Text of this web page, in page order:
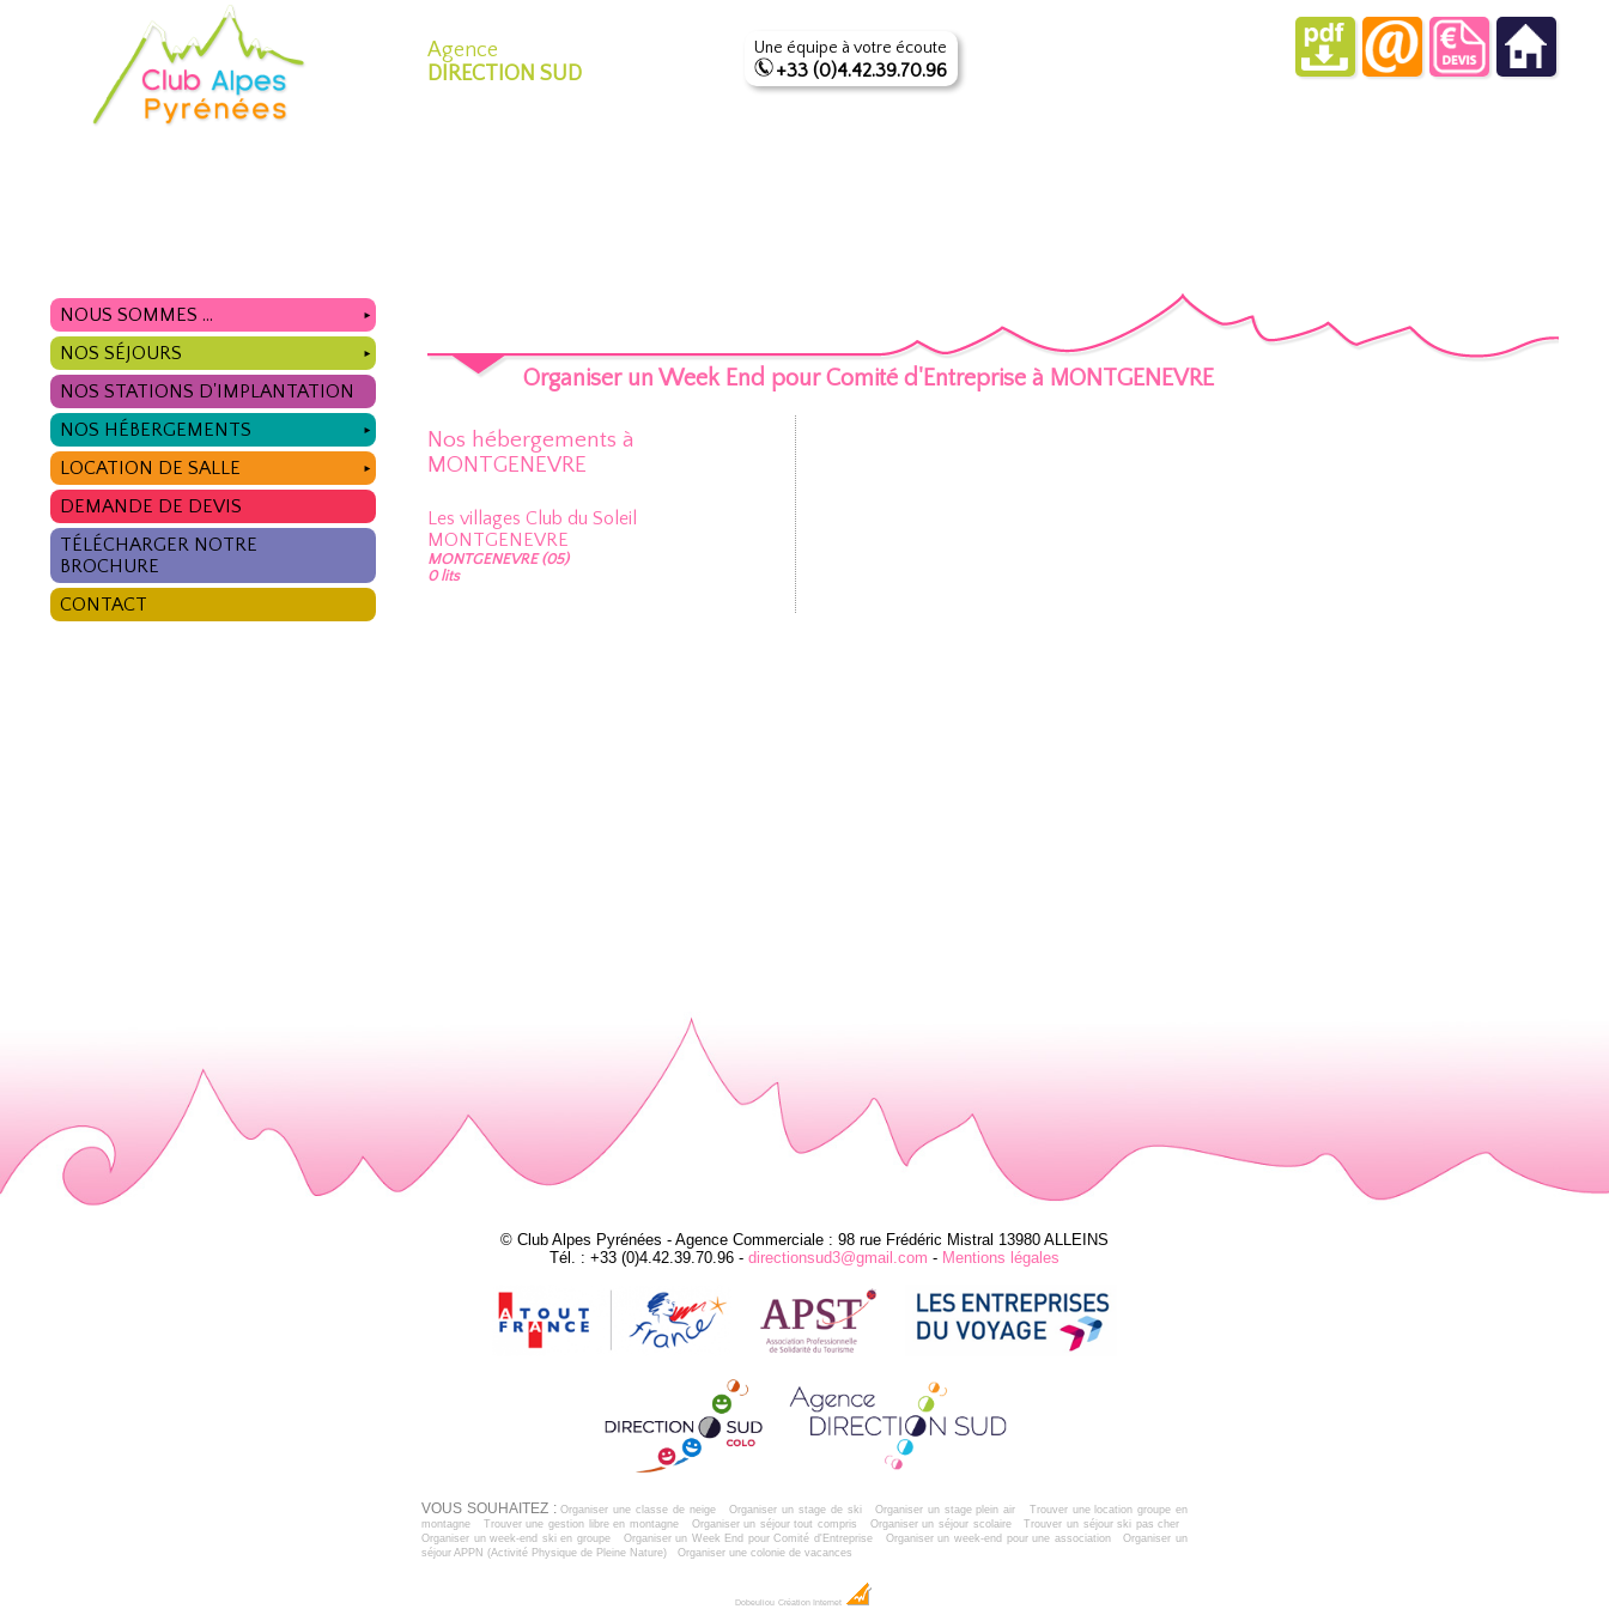
Agence
DIRECTION SUD
Une équipe à votre écoute
+33 (0)4.42.39.70.96
NOUS SOMMES ... ►
NOS SÉJOURS ►
NOS STATIONS D'IMPLANTATION
NOS HÉBERGEMENTS
►
LOCATION DE SALLE ►
DEMANDE DE DEVIS
TÉLÉCHARGER NOTRE
BROCHURE
CONTACT
Organiser un Week End pour Comité d'Entreprise à MONTGENEVRE
Nos hébergements à
MONTGENEVRE
Les villages Club du Soleil
MONTGENEVRE
MONTGENEVRE (05)
0 lits
© Club Alpes Pyrénées - Agence Commerciale : 98 rue Frédéric Mistral 13980 ALLEINS
Tél. : +33 (0)4.42.39.70.96 - directionsud3@gmail.com - Mentions légales
VOUS SOUHAITEZ :Organiser une classe de neige Organiser un stage de ski Organiser un stage plein air
Trouver une location groupe en
montagne
Trouver une gestion libre en montagne Organiser un séjour tout compris Organiser un séjour scolaire
Trouver un séjour ski pas cher
Organiser un week-end ski en groupe
Organiser un Week End pour Comité d'Entreprise Organiser un week-end pour une association
Organiser un
séjour APPN (Activité Physique de Pleine Nature)
Organiser une colonie de vacances
Dobeuliou Création Internet